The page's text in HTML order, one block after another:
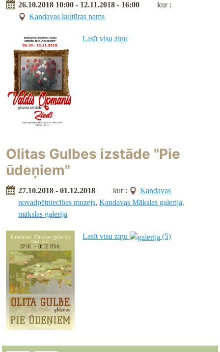
26.10.2018 10:00 - 12.11.2018 - 16:00
kur :
Kandavas kultūras nams
Lasīt visu ziņu
Olitas Gulbes izstāde "Pie
ūdeņiem"
27.10.2018 - 01.12.2018 kur :
Kandavas
novadpētniecības muzejs,Kandavas Mākslas galerija,
mākslas galerija
Lasīt visu ziņu (5)